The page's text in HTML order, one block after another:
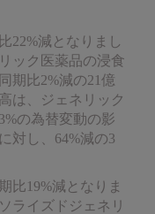
22%減となりまし
ック医薬品の浸食
期比2%減の21億
は、ジェネリック
の為替変動の影
対し、64%減の3
比19%減となりま
ライズドジェネリ